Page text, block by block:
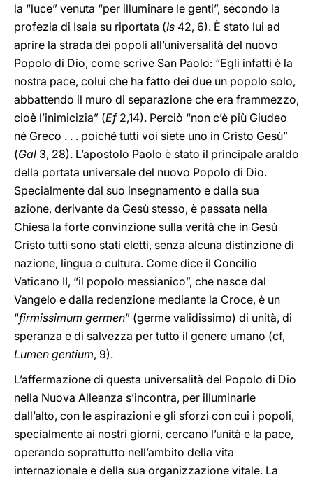
la “luce” venuta “per illuminare le genti”, secondo la
profezia di Isaia su riportata (Is 42, 6). È stato lui ad
aprire la strada dei popoli all’universalità del nuovo
Popolo di Dio, come scrive San Paolo: “Egli infatti è la
nostra pace, colui che ha fatto dei due un popolo solo,
abbattendo il muro di separazione che era frammezzo,
cioè l’inimicizia” (Ef2,14). Perciò “non c’è più Giudeo
né Greco . . . poiché tutti voi siete uno in Cristo Gesù”
(Gal 3, 28). L’apostolo Paolo è stato il principale araldo
della portata universale del nuovo Popolo di Dio.
Specialmente dal suo insegnamento e dalla sua
azione, derivante da Gesù stesso, è passata nella
Chiesa la forte convinzione sulla verità che in Gesù
Cristo tutti sono stati eletti, senza alcuna distinzione di
nazione, lingua o cultura. Come dice il Concilio
Vaticano II, “il popolo messianico”, che nasce dal
Vangelo e dalla redenzione mediante la Croce, è un
“firmissimum germen” (germe validissimo) di unità, di
speranza e di salvezza per tutto il genere umano (cf,
Lumen gentium, 9).
L’affermazione di questa universalità del Popolo di Dio
nella Nuova Alleanza s’incontra, per illuminarle
dall’alto, con le aspirazioni e gli sforzi con cui i popoli,
specialmente ai nostri giorni, cercano l’unità e la pace,
operando soprattutto nell’ambito della vita
internazionale e della sua organizzazione vitale. La